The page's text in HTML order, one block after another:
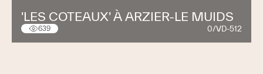
'LES COTEAUX' À ARZIER-LE MUIDS
639 0/VD-512